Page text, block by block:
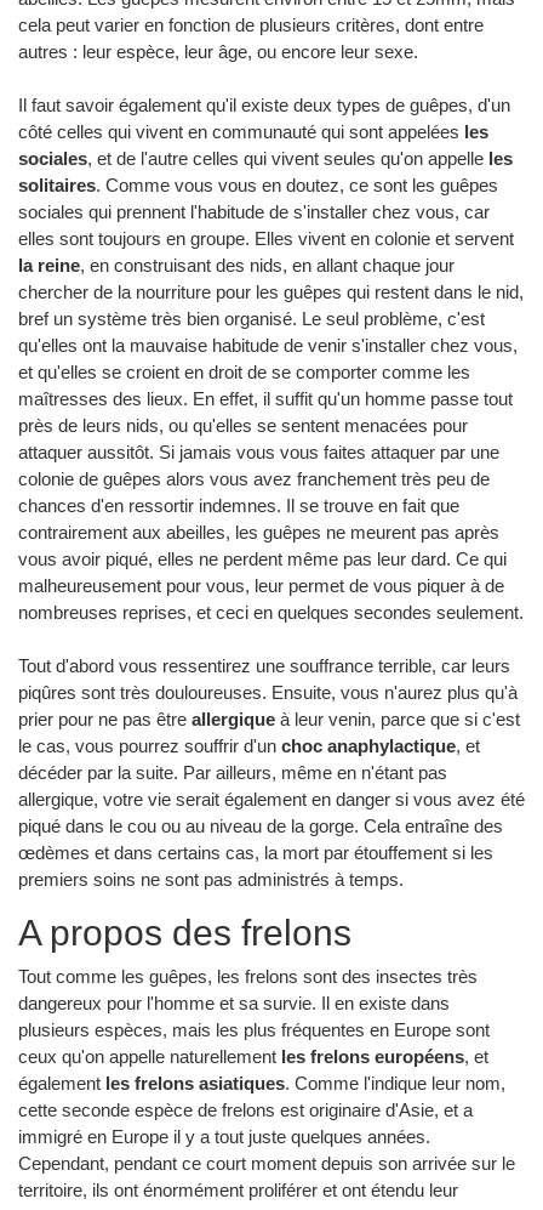
cela peut varier en fonction de plusieurs critères, dont entre
autres : leur espèce, leur âge, ou encore leur sexe.
Il faut savoir également qu'il existe deux types de guêpes, d'un
côté celles qui vivent en communauté qui sont appelées les
sociales, et de l'autre celles qui vivent seules qu'on appelle les
solitaires. Comme vous vous en doutez, ce sont les guêpes
sociales qui prennent l'habitude de s'installer chez vous, car
elles sont toujours en groupe. Elles vivent en colonie et servent
la reine, en construisant des nids, en allant chaque jour
chercher de la nourriture pour les guêpes qui restent dans le nid,
bref un système très bien organisé. Le seul problème, c'est
qu'elles ont la mauvaise habitude de venir s'installer chez vous,
et qu'elles se croient en droit de se comporter comme les
maîtresses des lieux. En effet, il suffit qu'un homme passe tout
près de leurs nids, ou qu'elles se sentent menacées pour
attaquer aussitôt. Si jamais vous vous faites attaquer par une
colonie de guêpes alors vous avez franchement très peu de
chances d'en ressortir indemnes. Il se trouve en fait que
contrairement aux abeilles, les guêpes ne meurent pas après
vous avoir piqué, elles ne perdent même pas leur dard. Ce qui
malheureusement pour vous, leur permet de vous piquer à de
nombreuses reprises, et ceci en quelques secondes seulement.
Tout d'abord vous ressentirez une souffrance terrible, car leurs
piqûres sont très douloureuses. Ensuite, vous n'aurez plus qu'à
prier pour ne pas être allergique à leur venin, parce que si c'est
le cas, vous pourrez souffrir d'un choc anaphylactique, et
décéder par la suite. Par ailleurs, même en n'étant pas
allergique, votre vie serait également en danger si vous avez été
piqué dans le cou ou au niveau de la gorge. Cela entraîne des
œdèmes et dans certains cas, la mort par étouffement si les
premiers soins ne sont pas administrés à temps.
A propos des frelons
Tout comme les guêpes, les frelons sont des insectes très
dangereux pour l'homme et sa survie. Il en existe dans
plusieurs espèces, mais les plus fréquentes en Europe sont
ceux qu'on appelle naturellement les frelons européens, et
également les frelons asiatiques. Comme l'indique leur nom,
cette seconde espèce de frelons est originaire d'Asie, et a
immigré en Europe il y a tout juste quelques années.
Cependant, pendant ce court moment depuis son arrivée sur le
territoire, ils ont énormément proliférer et ont étendu leur